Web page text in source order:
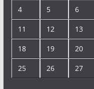
4 5 6
11 12 13
18 19 20
25 26 27